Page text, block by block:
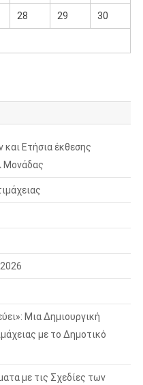
28 29 30
Ετήσια έκθεσης
Μονάδας
Μια Δημιουργική
με το Δημοτικό
με τις Σχεδίες των